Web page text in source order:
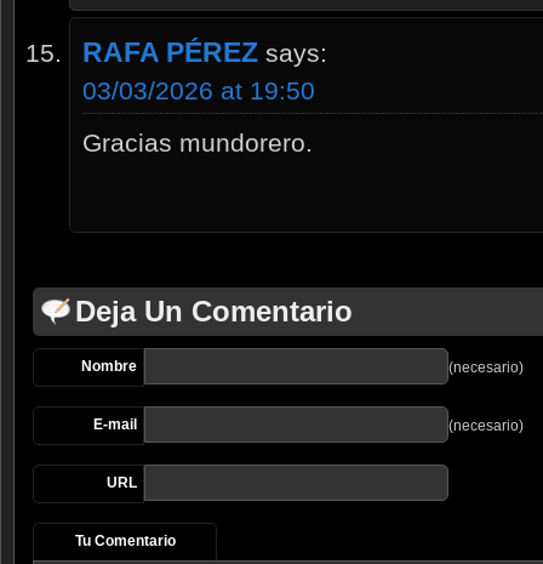
RAFA PÉREZ says:
03/03/2026 at 19:50
Gracias mundorero.
Deja Un Comentario
Nombre (necesario)
E-mail (necesario)
URL
Tu Comentario